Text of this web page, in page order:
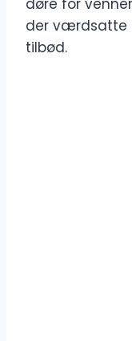
døre for
der værdsatte
tilbød.